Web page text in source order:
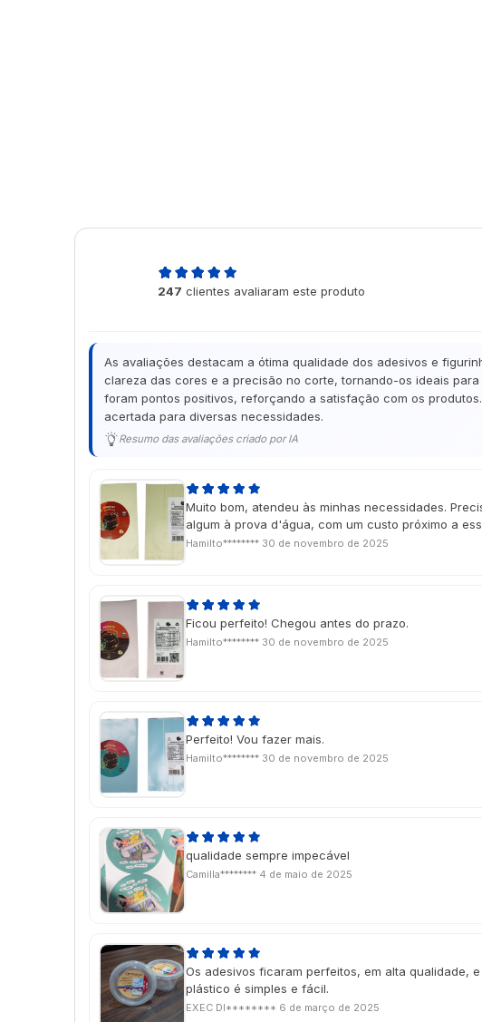
247 clientes avaliaram este produto
As avaliações destacam a ótima qualidade dos adesivos e
clareza das cores e a precisão no corte, tornando-os ideais
foram pontos positivos, reforçando a satisfação com os
acertada para diversas necessidades.
Resumo das avaliações criado por IA
Muito bom, atendeu às minhas necessidades.
algum à prova d'água, com um custo próximo a
Hamilto******** 30 de novembro de 2025
Ficou perfeito! Chegou antes do prazo.
Hamilto******** 30 de novembro de 2025
Perfeito! Vou fazer mais.
Hamilto******** 30 de novembro de 2025
qualidade sempre impecável
Camilla******** 4 de maio de 2025
Os adesivos ficaram perfeitos, em alta qualidade,
plástico é simples e fácil.
EXEC DI******** 6 de março de 2025